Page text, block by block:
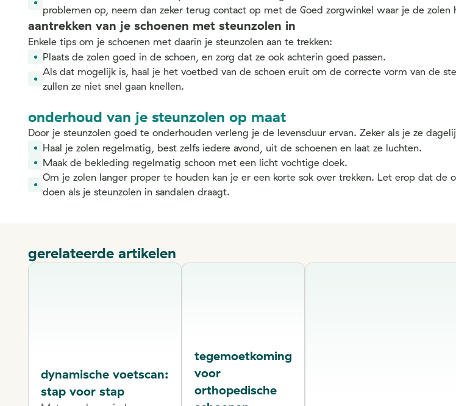
problemen op, neem dan zeker terug contact op met de Goed zorgwinkel waar je de zolen
aantrekken van je schoenen met steunzolen in
Enkele tips om je schoenen met daarin je steunzolen aan te trekken:
Plaats de zolen goed in de schoen, en zorg dat ze ook achterin goed passen.
Als dat mogelijk is, haal je het voetbed van de schoen eruit om de correcte vorm van de
zullen ze niet snel gaan knellen.
onderhoud van je steunzolen op maat
Door je steunzolen goed te onderhouden verleng je de levensduur ervan. Zeker als je ze
Haal je zolen regelmatig, best zelfs iedere avond, uit de schoenen en laat ze luchten.
Maak de bekleding regelmatig schoon met een licht vochtige doek.
Om je zolen langer proper te houden kan je er een korte sok over trekken. Let erop dat de
doen als je steunzolen in sandalen draagt.
gerelateerde artikelen
dynamische voetscan:
stap voor stap
tegemoetkoming
voor
orthopedische